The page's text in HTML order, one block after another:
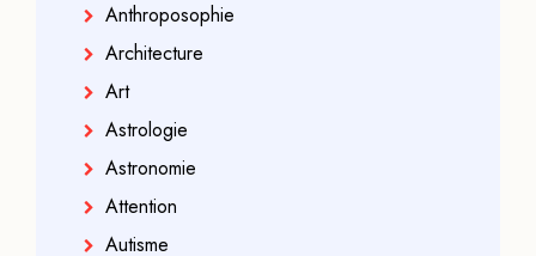
Anthroposophie
Architecture
Art
Astrologie
Astronomie
Attention
Autisme